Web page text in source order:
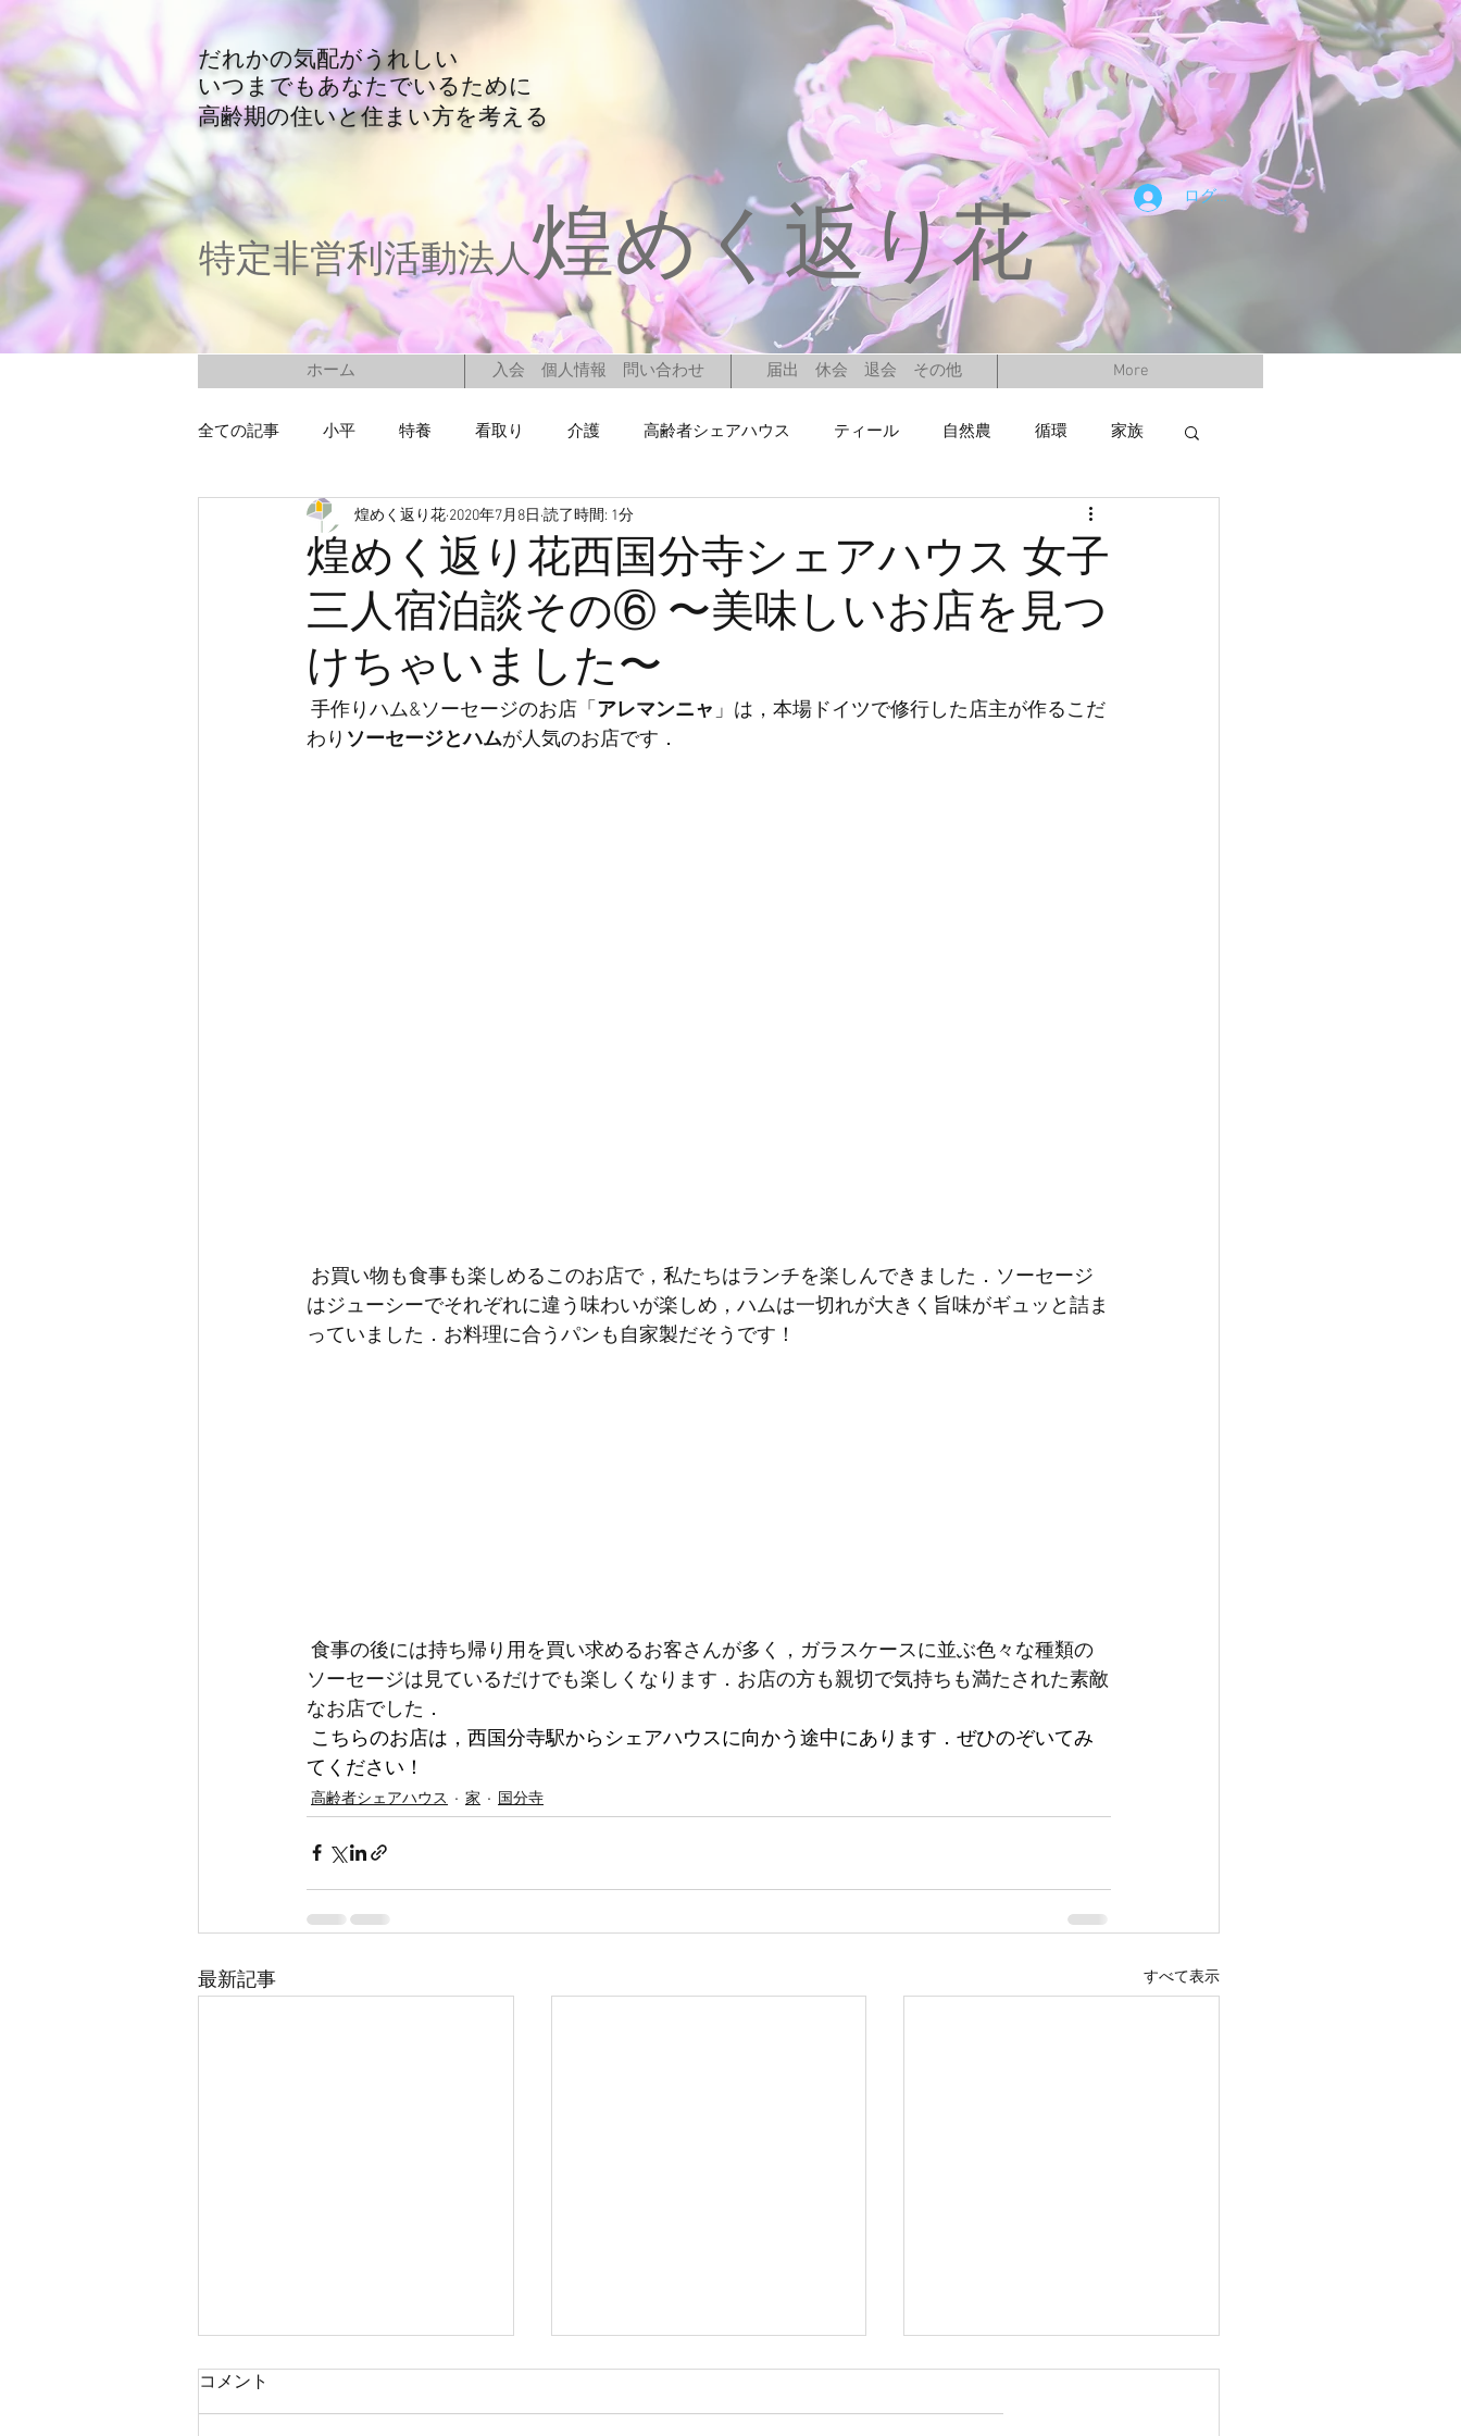
​だれかの気配がうれしい
​いつまでもあなたでいるために
​高齢期の住いと住まい方を考える
特定非営利活動法人煌めく返り花
ログイン
ホーム 入会 個人情報 問い合わせ 届出 休会 退会 その他 More
全ての記事 小平 特養 看取り 介護 高齢者シェアハウス ティール 自然農 循環 家族
救急車 医療 高齢者 孤独死
ACP クラウドファンディング 高齢 介護保険 空き家 サロン 入居金
有料老人ホーム サービス付き高齢者向け住宅
煌めく返り花西国分寺シェアハウス 女子
三人宿泊談その⑥ 〜美味しいお店を見つ
けちゃいました〜
煌めく返り花 2020年7月8日 読了時間: 1分
手作りハム&ソーセージのお店「 アレマンニャ 」は，本場ドイツで修行した店主が作るこだ
わり ソーセージとハムが人気のお店です．
はジューシーでそれぞれに違う味わいが楽しめ，ハムは一切れが大きく旨味がギュッと詰ま
っていました．お料理に合うパンも自家製だそうです！
ソーセージは見ているだけでも楽しくなります．お店の方も親切で気持ちも満たされた素敵
なお店でした．
てください！
高齢者シェアハウス 家 国分寺
最新記事 すべて表示
コメント